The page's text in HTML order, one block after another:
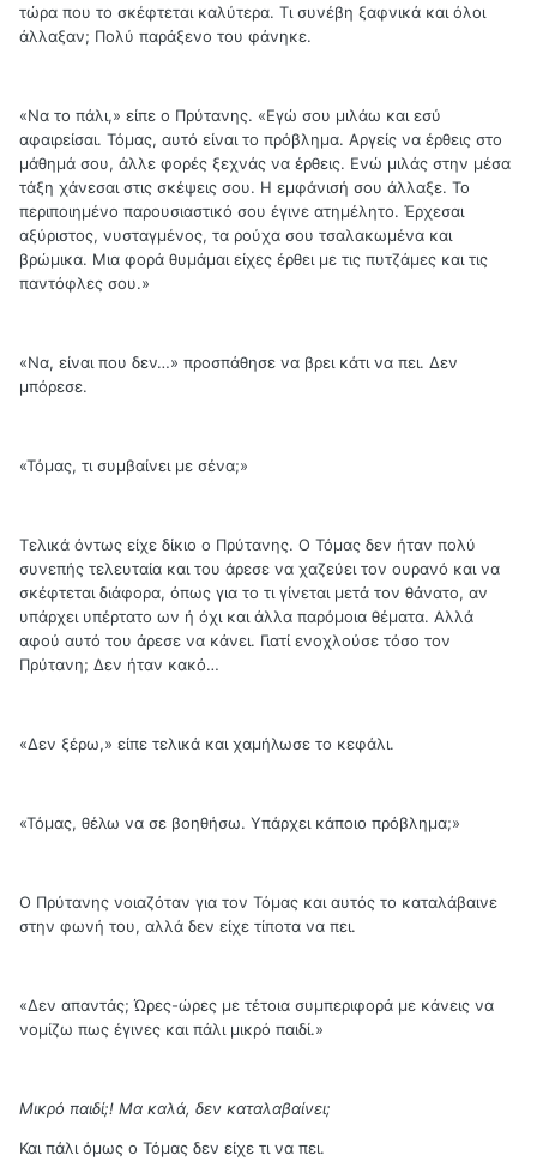
τώρα που το σκέφτεται καλύτερα. Τι συνέβη ξαφνικά και όλοι
άλλαξαν; Πολύ παράξενο του φάνηκε.
«Να το πάλι,» είπε ο Πρύτανης. «Εγώ σου μιλάω και εσύ
αφαιρείσαι. Τόμας, αυτό είναι το πρόβλημα. Αργείς να έρθεις στο
μάθημά σου, άλλε φορές ξεχνάς να έρθεις. Ενώ μιλάς στην μέσα
τάξη χάνεσαι στις σκέψεις σου. Η εμφάνισή σου άλλαξε. Το
περιποιημένο παρουσιαστικό σου έγινε ατημέλητο. Έρχεσαι
αξύριστος, νυσταγμένος, τα ρούχα σου τσαλακωμένα και
βρώμικα. Μια φορά θυμάμαι είχες έρθει με τις πυτζάμες και τις
παντόφλες σου.»
«Να, είναι που δεν…» προσπάθησε να βρει κάτι να πει. Δεν
μπόρεσε.
«Τόμας, τι συμβαίνει με σένα;»
Τελικά όντως είχε δίκιο ο Πρύτανης. Ο Τόμας δεν ήταν πολύ
συνεπής τελευταία και του άρεσε να χαζεύει τον ουρανό και να
σκέφτεται διάφορα, όπως για το τι γίνεται μετά τον θάνατο, αν
υπάρχει υπέρτατο ων ή όχι και άλλα παρόμοια θέματα. Αλλά
αφού αυτό του άρεσε να κάνει. Γιατί ενοχλούσε τόσο τον
Πρύτανη; Δεν ήταν κακό…
«Δεν ξέρω,» είπε τελικά και χαμήλωσε το κεφάλι.
«Τόμας, θέλω να σε βοηθήσω. Υπάρχει κάποιο πρόβλημα;»
Ο Πρύτανης νοιαζόταν για τον Τόμας και αυτός το καταλάβαινε
στην φωνή του, αλλά δεν είχε τίποτα να πει.
«Δεν απαντάς; Ώρες-ώρες με τέτοια συμπεριφορά με κάνεις να
νομίζω πως έγινες και πάλι μικρό παιδί.»
Μικρό παιδί;! Μα καλά, δεν καταλαβαίνει;
Και πάλι όμως ο Τόμας δεν είχε τι να πει.